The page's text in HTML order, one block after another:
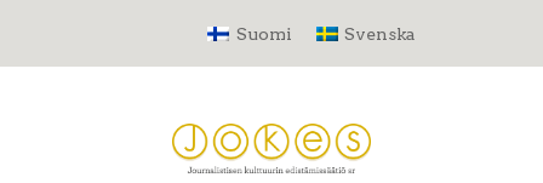
Suomi Svenska